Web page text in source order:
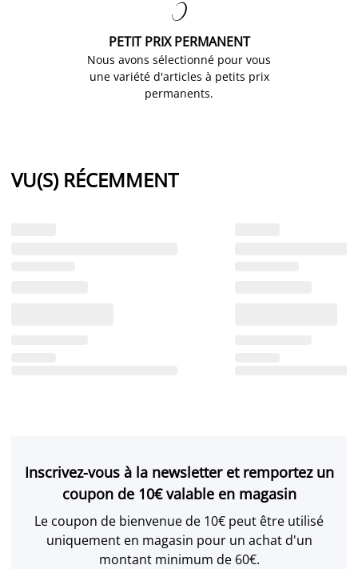

PETIT PRIX PERMANENT
Nous avons sélectionné pour vous
une variété d'articles à petits prix
permanents.
VU(S) RÉCEMMENT
Inscrivez-vous à la newsletter et remportez un
coupon de 10€ valable en magasin
Le coupon de bienvenue de 10€ peut être utilisé
uniquement en magasin pour un achat d'un
montant minimum de 60€.